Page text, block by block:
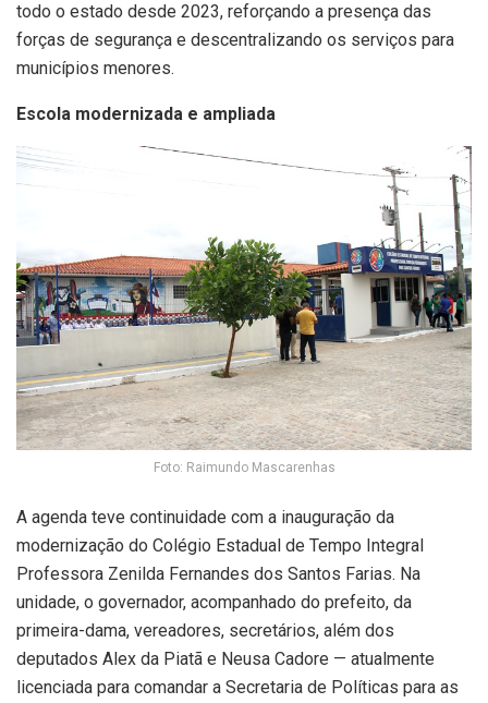
todo o estado desde 2023, reforçando a presença das
forças de segurança e descentralizando os serviços para
municípios menores.
Escola modernizada e ampliada
Foto: Raimundo Mascarenhas
A agenda teve continuidade com a inauguração da
modernização do Colégio Estadual de Tempo Integral
Professora Zenilda Fernandes dos Santos Farias. Na
unidade, o governador, acompanhado do prefeito, da
primeira-dama, vereadores, secretários, além dos
deputados Alex da Piatã e Neusa Cadore — atualmente
licenciada para comandar a Secretaria de Políticas para as